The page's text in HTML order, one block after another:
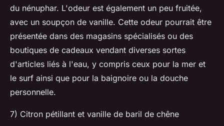
du nénuphar. L'odeur est également un peu fruitée,
avec un soupçon de vanille. Cette odeur pourrait être
présentée dans des magasins spécialisés ou des
boutiques de cadeaux vendant diverses sortes
d'articles liés à l'eau, y compris ceux pour la mer et
le surf ainsi que pour la baignoire ou la douche
personnelle.
7) Citron pétillant et vanille de baril de chêne